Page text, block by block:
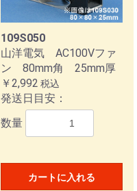
109S050
山洋電気 AC100Vファ
ン 80mm角 25mm厚
￥2,992 税込
発送日目安：
数量
カートに入れる